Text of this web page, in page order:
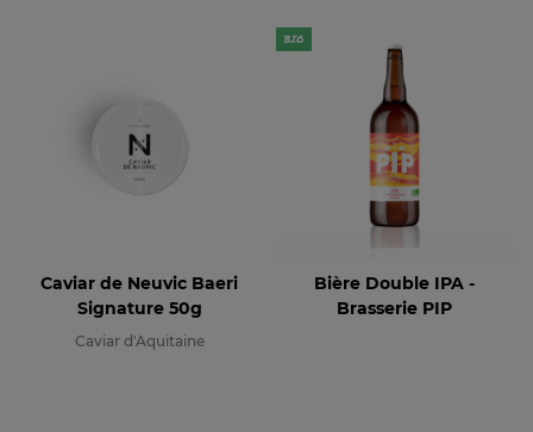
Caviar de Neuvic Baeri
Signature 50g
Caviar d'Aquitaine
Bière Double IPA -
Brasserie PIP